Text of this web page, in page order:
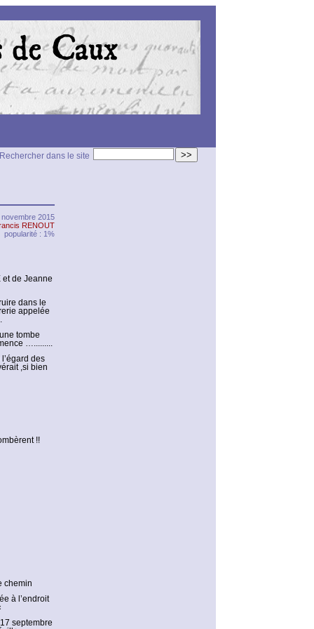
>>
Rechercher dans le site
2015
RENOUT
popularité : 1%
et de Jeanne
dans le
appelée
tombe
….........
des
,si bien
!!
chemin
à l’endroit
septembre